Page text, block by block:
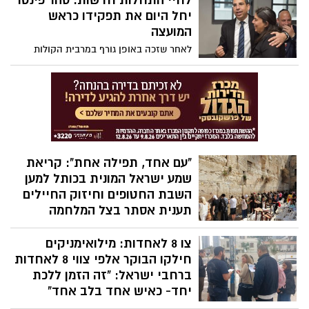
26.3.24.
יחל היום את תפקידו כראש
המועצה
לאחר שזכה באופן גורף במרבית הקולות
בבחירות המקומיות לראשות המועצה
המקומית גדרה, יחל היום סהר פינטו באופן
רשמי, יחד עם חבריו לסיעת "גדרתים",
לתפקד כראש המועצה והבטיח כי יצעיד את
המושבה קדימה.
"עם אחד, תפילה אחת": קריאת
שמע ישראל המונית בכותל למען
השבת החטופים וחיזוק החיילים
תענית אסתר בצל המלחמה
אלפים יתאחדו בתפילה מיוחדת בכותל
המערבי ובמוקדים נוספים בארץ ובעולם,
במסגרת אירוע קריאת שמע ישראל המונית
שתתקיים ביום חמישי הקרוב, צום תענית
אסתר.
צו 8 לאחדות: מילואימניקים
חילקו הבוקר אלפי צווי 8 לאחדות
ברחבי ישראל: "זה הזמן ללכת
יחד- כאיש אחד בלב אחד"